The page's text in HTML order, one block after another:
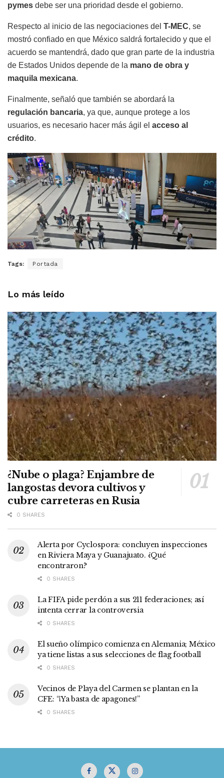
pymes debe ser una prioridad desde el gobierno.
Respecto al inicio de las negociaciones del T-MEC, se
mostró confiado en que México saldrá fortalecido y que el
acuerdo se mantendrá, dado que gran parte de la industria
de Estados Unidos depende de la mano de obra y
maquila mexicana.
Finalmente, señaló que también se abordará la
regulación bancaria, ya que, aunque protege a los
usuarios, es necesario hacer más ágil el acceso al
crédito.
Tags: Portada
Lo más leído
¿Nube o plaga? Enjambre de
langostas devora cultivos y
cubre carreteras en Rusia
0 SHARES
Alerta por Cyclospora: concluyen inspecciones
en Riviera Maya y Guanajuato. ¿Qué
encontraron?
0 SHARES
La FIFA pide perdón a sus 211 federaciones; así
intenta cerrar la controversia
0 SHARES
El sueño olímpico comienza en Alemania; México
ya tiene listas a sus selecciones de flag football
0 SHARES
Vecinos de Playa del Carmen se plantan en la
CFE: “¡Ya basta de apagones!”
0 SHARES